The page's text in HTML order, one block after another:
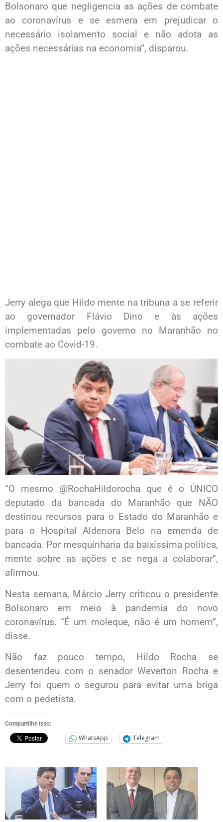
Bolsonaro que negligencia as ações de combate
ao coronavírus e se esmera em prejudicar o
necessário isolamento social e não adota as
ações necessárias na economia”, disparou.
Jerry alega que Hildo mente na tribuna a se referir
ao governador Flávio Dino e às ações
implementadas pelo governo no Maranhão no
combate ao Covid-19.
“O mesmo @RochaHildorocha que é o ÚNICO
deputado da bancada do Maranhão que NÃO
destinou recursos para o Estado do Maranhão e
para o Hospital Aldenora Belo na emenda de
bancada. Por mesquinharia da baixíssima política,
mente sobre as ações e se nega a colaborar”,
afirmou.
Nesta semana, Márcio Jerry criticou o presidente
Bolsonaro em meio à pandemia do novo
coronavírus. “É um moleque, não é um homem”,
disse.
Não faz pouco tempo, Hildo Rocha se
desentendeu com o senador Weverton Rocha e
Jerry foi quem o segurou para evitar uma briga
com o pedetista.
Compartilhe isso:
WhatsApp Telegram